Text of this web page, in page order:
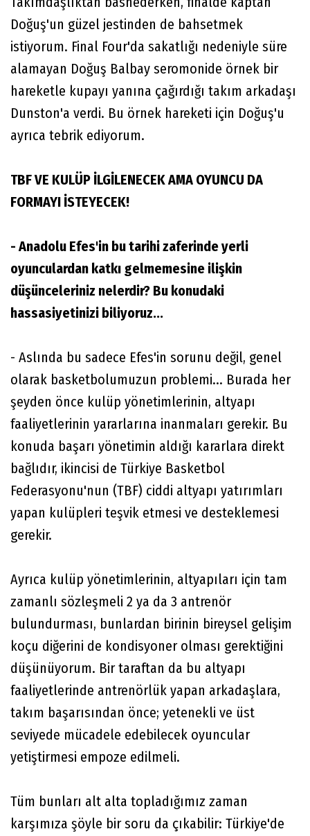
Doğuş'un güzel jestinden de bahsetmek
istiyorum. Final Four'da sakatlığı nedeniyle süre
alamayan Doğuş Balbay seromonide örnek bir
hareketle kupayı yanına çağırdığı takım arkadaşı
Dunston'a verdi. Bu örnek hareketi için Doğuş'u
ayrıca tebrik ediyorum.
TBF VE KULÜP İLGİLENECEK AMA OYUNCU DA
FORMAYI İSTEYECEK!
- Anadolu Efes'in bu tarihi zaferinde yerli
oyunculardan katkı gelmemesine ilişkin
düşünceleriniz nelerdir? Bu konudaki
hassasiyetinizi biliyoruz...
- Aslında bu sadece Efes'in sorunu değil, genel
olarak basketbolumuzun problemi... Burada her
şeyden önce kulüp yönetimlerinin, altyapı
faaliyetlerinin yararlarına inanmaları gerekir. Bu
konuda başarı yönetimin aldığı kararlara direkt
bağlıdır, ikincisi de Türkiye Basketbol
Federasyonu'nun (TBF) ciddi altyapı yatırımları
yapan kulüpleri teşvik etmesi ve desteklemesi
gerekir.
Ayrıca kulüp yönetimlerinin, altyapıları için tam
zamanlı sözleşmeli 2 ya da 3 antrenör
bulundurması, bunlardan birinin bireysel gelişim
koçu diğerini de kondisyoner olması gerektiğini
düşünüyorum. Bir taraftan da bu altyapı
faaliyetlerinde antrenörlük yapan arkadaşlara,
takım başarısından önce; yetenekli ve üst
seviyede mücadele edebilecek oyuncular
yetiştirmesi empoze edilmeli.
Tüm bunları alt alta topladığımız zaman
karşımıza şöyle bir soru da çıkabilir: Türkiye'de